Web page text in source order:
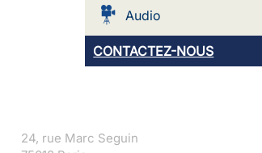
Audio
CONTACTEZ-NOUS
24, rue Marc Seguin